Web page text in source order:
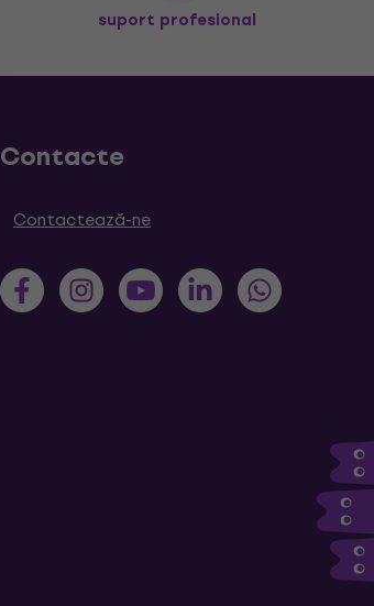
suport profesional
Contacte
Contactează-ne